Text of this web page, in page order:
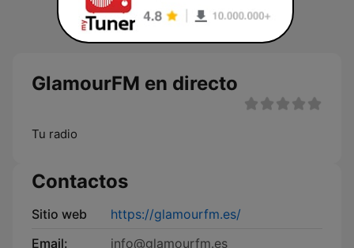
GlamourFM en directo
Tu radio
Contactos
Sitio web
https://glamourfm.es/
Email:
info@glamourfm.es